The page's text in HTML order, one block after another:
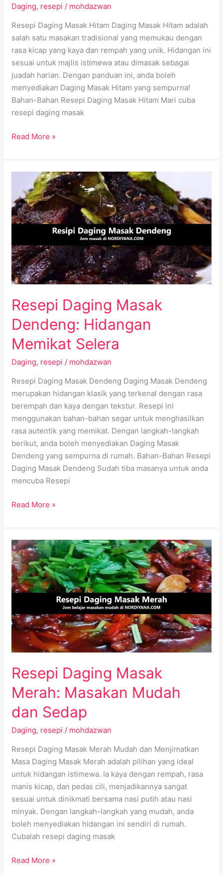
Daging, resepi / mohdazwan
Resepi Daging Masak Hitam Daging Masak Hitam adalah
salah satu masakan tradisional yang memukau dengan
rasa kicap yang kaya dan rempah yang unik. Hidangan ini
sesuai untuk majlis istimewa atau dimasak sebagai
juadah harian. Dengan panduan ini, anda boleh
menyediakan Daging Masak Hitam yang sempurna!
Bahan-Bahan Resepi Daging Masak Hitam Mari cuba
resepi daging masak
Read More »
Resepi Daging Masak
Dendeng: Hidangan
Memikat Selera
Daging, resepi / mohdazwan
Resepi Daging Masak Dendeng Daging Masak Dendeng
merupakan hidangan klasik yang terkenal dengan rasa
berempah dan kaya dengan tekstur. Resepi ini
menggunakan bahan-bahan segar untuk menghasilkan
rasa autentik yang memikat. Dengan langkah-langkah
berikut, anda boleh menyediakan Daging Masak
Dendeng yang sempurna di rumah. Bahan-Bahan Resepi
Daging Masak Dendeng Sudah tiba masanya untuk anda
mencuba Resepi
Resepi
Daging
Masak
Dendeng:
Hidangan
Selera
Read More »
Resepi Daging Masak
Merah: Masakan Mudah
dan Sedap
Daging, resepi / mohdazwan
Resepi Daging Masak Merah Mudah dan Menjimatkan
Masa Daging Masak Merah adalah pilihan yang ideal
untuk hidangan istimewa. Ia kaya dengan rempah, rasa
manis kicap, dan pedas cili, menjadikannya sangat
sesuai untuk dinikmati bersama nasi putih atau nasi
minyak. Dengan langkah-langkah yang mudah, anda
boleh menyediakan hidangan ini sendiri di rumah.
Cubalah resepi daging masak
Resepi
Daging
Masak
Merah:
Masakan
dan
Sedap
Read More »